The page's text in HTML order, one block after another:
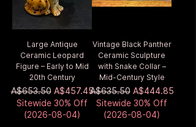
Large Antique
Ceramic Leopard
Figure – Early to Mid
20th Century
通常価格
A$653.50 セール価格
A$457.45
Sitewide 30% Off
(2026-08-04)
Vintage Black Panther
Ceramic Sculpture
with Snake Collar –
Mid-Century Style
通常価格
A$635.50 セール価格
A$444.85
Sitewide 30% Off
(2026-08-04)